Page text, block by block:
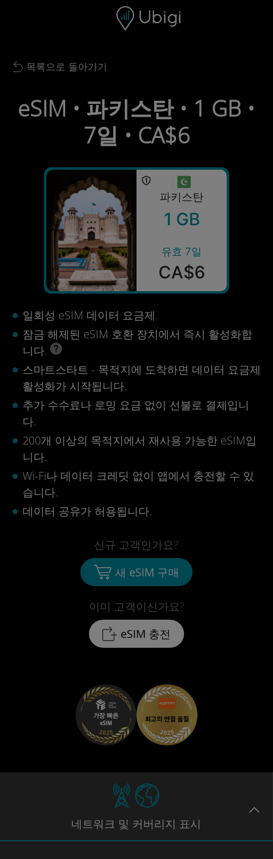
내비게이션 바 하단
Back to list
목록으로 돌아가기
eSIM • 파키스탄 • 1 GB •
7일 • CA$6
파키스탄
1 GB
유효 7일
CA$6
일회성 eSIM 데이터 요금제.
잠금 해제된 eSIM 호환 장치에서 즉시 활성화합
니다.
스마트스타트 - 목적지에 도착하면 데이터 요금제
활성화가 시작됩니다.
추가 수수료나 로밍 요금 없이 선불로 결제입니
다.
200개 이상의 목적지에서 재사용 가능한 eSIM입
니다.
Wi-Fi나 데이터 크레딧 없이 앱에서 충전할 수 있
습니다.
데이터 공유가 허용됩니다.
이미 고객이신가요?
eSIM 충전
신규 고객인가요?
새 eSIM 구매
네트워크 및 커버리지 표시